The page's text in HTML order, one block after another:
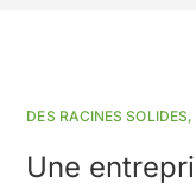
DES RACINES
Une